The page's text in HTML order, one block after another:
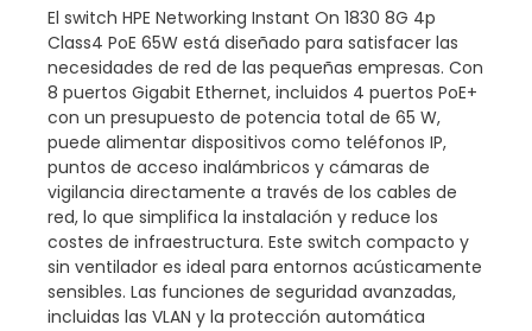
El switch HPE Networking Instant On 1830 8G 4p
Class4 PoE 65W está diseñado para satisfacer las
necesidades de red de las pequeñas empresas. Con
8 puertos Gigabit Ethernet, incluidos 4 puertos PoE+
con un presupuesto de potencia total de 65 W,
puede alimentar dispositivos como teléfonos IP,
puntos de acceso inalámbricos y cámaras de
vigilancia directamente a través de los cables de
red, lo que simplifica la instalación y reduce los
costes de infraestructura. Este switch compacto y
sin ventilador es ideal para entornos acústicamente
sensibles. Las funciones de seguridad avanzadas,
incluidas las VLAN y la protección automática